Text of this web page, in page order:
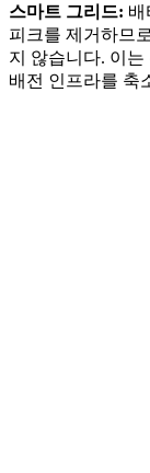
스마트 그리드: 배
피크를 제거하므
지 않습니다. 이
배전 인프라를 축